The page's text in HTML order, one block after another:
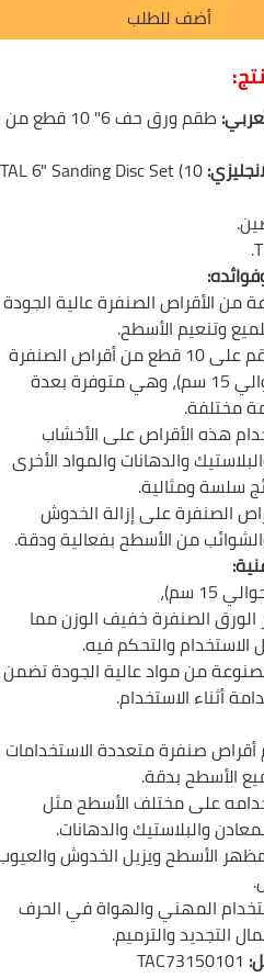
أضف للطلب
طقم ورق حف 6" 10 قطع من
6" Sanding Disc Set (10
الأقراص الصنفرة عالية الجودة
وتنعيم الأسطح.
يحتوي الطقم على 10 قطع من أقراص الصنفرة
بقطر 6"(حوالي 15 سم)، وهي متوفرة بعدة
مختلفة.
هذه الأقراص على الأخشاب
والدهانات والمواد الأخرى
سلسة ومثالية.
الصنفرة على إزالة الخدوش
من الأسطح بفعالية ودقة.
الورق الصنفرة خفيف الوزن مما
والتحكم فيه.
من مواد عالية الجودة تضمن
أثناء الاستخدام.
أقراص صنفرة متعددة الاستخدامات
الأسطح بدقة.
على مختلف الأسطح مثل
والبلاستيك والدهانات.
الأسطح ويزيل الخدوش
المهني والهواة في الحرف
التجديد والترميم.